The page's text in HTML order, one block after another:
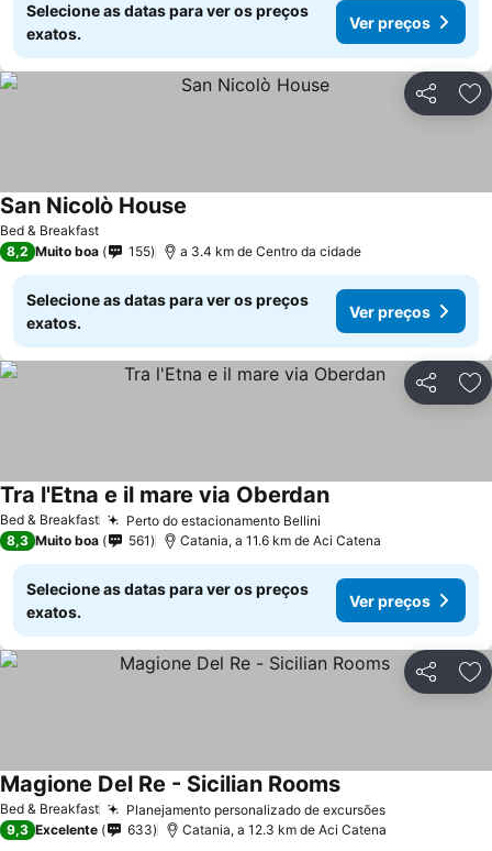
Selecione as datas para ver os preços
exatos.
Ver preços
Partilhar
Bed & Breakfast
San Nicolò House
8,2 Muito boa 155 a 3.4 km de Centro da cidade
Selecione as datas para ver os preços
exatos.
Ver preços
Partilhar
Bed & Breakfast Perto do estacionamento Bellini
Tra l'Etna e il mare via Oberdan
8,3 Muito boa 561 Catania, a 11.6 km de Aci Catena
Selecione as datas para ver os preços
exatos.
Ver preços
Partilhar
Bed & Breakfast Planejamento personalizado de excursões
Magione Del Re - Sicilian Rooms
9,3 Excelente 633 Catania, a 12.3 km de Aci Catena